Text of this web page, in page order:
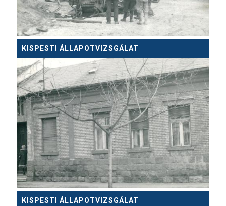
KISPESTI ÁLLAPOTVIZSGÁLAT
KISPESTI ÁLLAPOTVIZSGÁLAT